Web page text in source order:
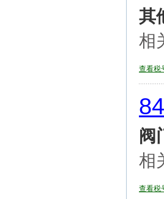
其
相
查看税
阀
相
查看税